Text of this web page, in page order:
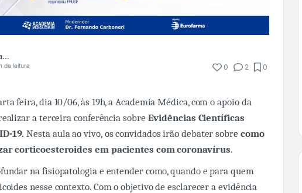
Academia Médica
de leitura 0 2 0
feira, dia 10/06, às 19h, a Academia Médica, com o apoio da
a terceira conferência sobre Evidências Científicas
19.Nesta aula ao vivo, os convidados irão debater sobre como
corticoesteroides em pacientes com coronavírus.
na fisiopatologia e entender como, quando e para quem
nesse contexto. Com o objetivo de esclarecer a evidência